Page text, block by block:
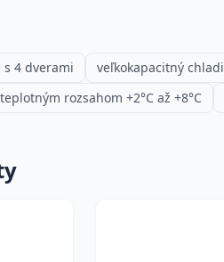
4 dverami veľkokapacitný
rozsahom +2°C až +8°C